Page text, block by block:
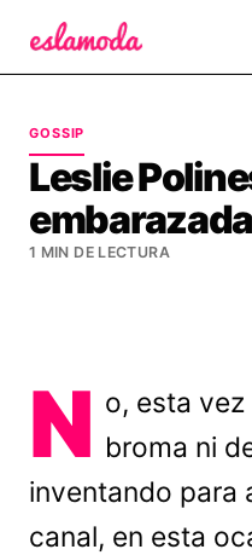
GOSSIP
Leslie
embarazada
1 MIN DE LECTURA
N o, esta
broma ni
inventando para
canal, en esta